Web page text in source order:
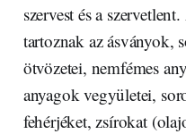
szervest és a
tartoznak az ásványok,
ötvözetei, nemfémes
anyagok vegyületei,
fehérjéket, zsírokat